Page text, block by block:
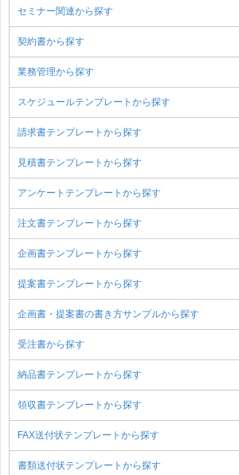
セミナー関連から探す
契約書から探す
業務管理から探す
スケジュールテンプレートから探す
請求書テンプレートから探す
見積書テンプレートから探す
アンケートテンプレートから探す
注文書テンプレートから探す
企画書テンプレートから探す
提案書テンプレートから探す
企画書・提案書の書き方サンプルから探す
受注書から探す
納品書テンプレートから探す
領収書テンプレートから探す
FAX送付状テンプレートから探す
書類送付状テンプレートから探す